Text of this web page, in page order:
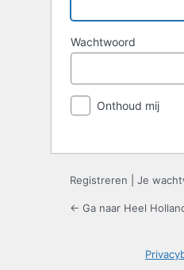
Wachtwoord
Onthoud mij
Registreren Je
← Ga naar Heel